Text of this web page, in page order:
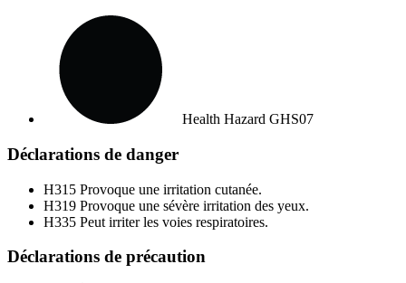
Health Hazard GHS07
Déclarations de danger
H315 Provoque une irritation cutanée.
H319 Provoque une sévère irritation des yeux.
H335 Peut irriter les voies respiratoires.
Déclarations de précaution